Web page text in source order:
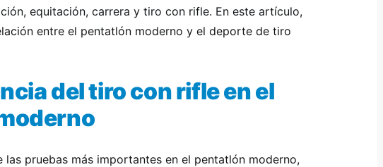
equitación, carrera y tiro con rifle. En este artículo,
entre el pentatlón moderno y el deporte de tiro
del tiro con rifle en el
las pruebas más importantes en el pentatlón moderno,